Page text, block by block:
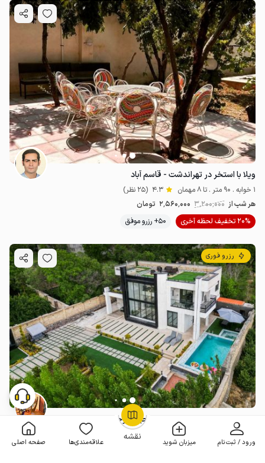
نقشه ورود / ثبت‌نام میزبان شوید علاقه‌مندی‌ها صفحه اصلی
OpenStreetMap
ویلا با استخر در تهراندشت - قاسم آباد
1 خوابه . 90 متر . تا 8 مهمان 4.3 (25 نظر)
هر شب از 3٬200٬000 2٬560٬000 تومان
20% تخفیف لحظه آخری
50+ رزرو موفق
رزرو فوری
اجاره ویلا استخردار در کوهسار - آجین دوجین
(30 نظر)
هر شب از
33٬500٬000 30٬150٬000